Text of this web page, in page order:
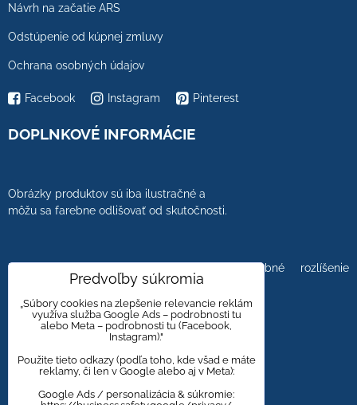
Návrh na začatie ARS
Odstúpenie od kúpnej zmluvy
Ochrana osobných údajov
Facebook Instagram Pinterest
DOPLNKOVÉ INFORMÁCIE
Obrázky produktov sú iba ilustračné a
môžu sa farebne odlišovať od skutočnosti.
Farebnosť obrázkov tiež ovplyvňuje farebné rozlíšenie
zobrazovacej jednotky.
Obklady a dlažby s kameninovým, mramorovým,
dreveným dizajnom majú viacero kresieb,
aby bola zachovaná čo najväčšia autentickosť
prírodného materiálu.
Predvoľby súkromia
„Súbory cookies na zlepšenie relevancie reklám
využíva služba Google Ads – podrobnosti tu
alebo Meta – podrobnosti tu (Facebook,
Instagram)."
Použite tieto odkazy (podľa toho, kde všad e máte
reklamy, či len v Google alebo aj v Meta):
Google Ads / personalizácia & súkromie: